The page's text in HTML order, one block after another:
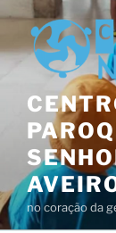
Saltar
o
conteúdo
no coração da